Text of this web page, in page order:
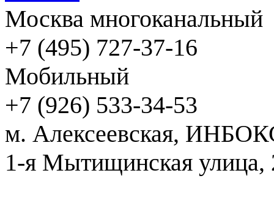
Москва многоканальный
+7 (495) 727-37-16
Мобильный
+7 (926) 533-34-53
м. Алексеевская,
1-я Мытищинская улица,